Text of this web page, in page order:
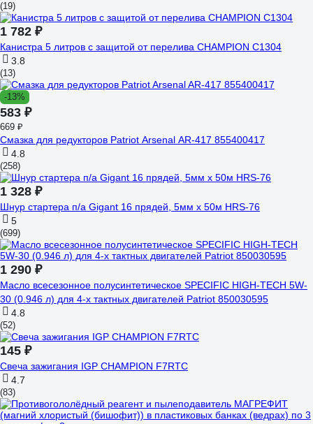
(19)
1 782 ₽
Канистра 5 литров с защитой от перелива CHAMPION C1304
3.8
(13)
-13%
583 ₽
669 ₽
Смазка для редукторов Patriot Arsenal AR-417 855400417
4.8
(258)
1 328 ₽
Шнур стартера п/а Gigant 16 прядей, 5мм x 50м HRS-76
5
(699)
1 290 ₽
Масло всесезонное полусинтетическое SPECIFIC HIGH-TECH 5W-
30 (0.946 л) для 4-х тактных двигателей Patriot 850030595
4.8
(52)
145 ₽
Свеча зажигания IGP CHAMPION F7RTC
4.7
(83)